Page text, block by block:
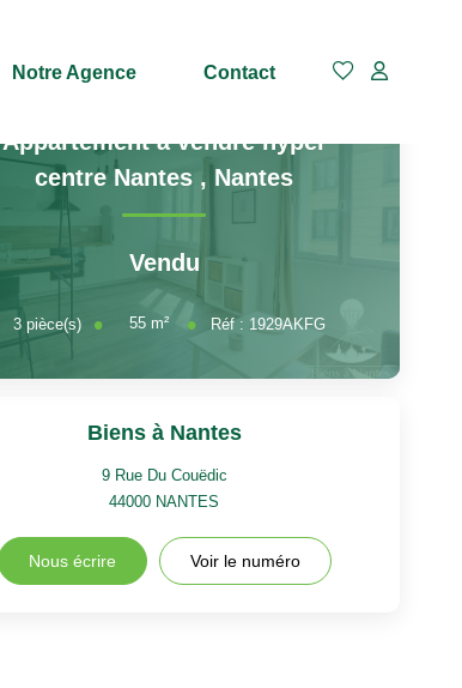
Notre Agence Contact
Appartement à vendre hyper
centre Nantes , Nantes
Vendu
3 pièce(s) 55 m² Réf : 1929AKFG
Biens à Nantes
9 Rue Du Couëdic
44000 NANTES
Nous écrire Voir le numéro